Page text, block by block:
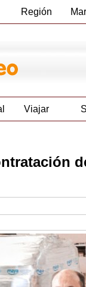
Región
Viajar